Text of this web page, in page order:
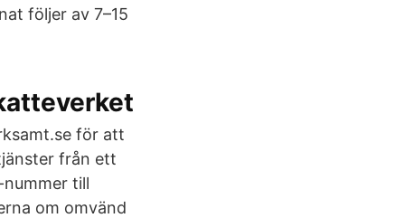
följer av 7–15
för att
från ett
till
om omvänd